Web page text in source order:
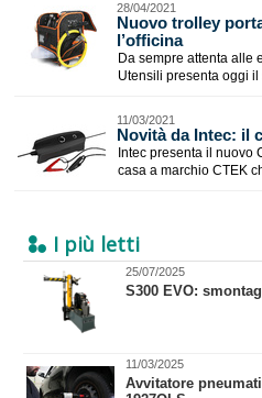
28/04/2021
Nuovo trolley
l’officina
Da sempre attenta alle
Utensili presenta oggi
11/03/2021
Novità da Intec: il
Intec presenta il nuovo
casa a marchio CTEK
I più letti
25/07/2025
​S300 EVO:
11/03/2025
Avvitatore